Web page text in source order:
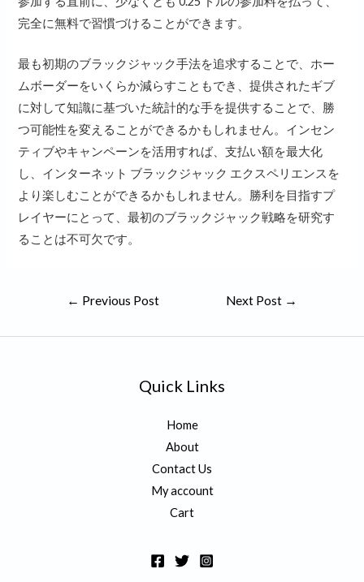
完全に無料で習慣づけることができます。
最も初期のブラックジャック手法を追求することで、ホー
ムボーダーをいくらか減らすこともでき、提供されたギブ
に対して知識に基づいた統計的な手を提供することで、勝
つ可能性を変えることができるかもしれません。インセン
ティブやキャンペーンを活用すれば、支払い額を最大化
し、インターネット ブラックジャック エクスペリエンスを
より楽しむことができるかもしれません。勝利を目指すプ
レイヤーにとって、最初のブラックジャック戦略を研究す
ることは不可欠です。
← Previous Post Next Post →
Quick Links
Home
About
Contact Us
My account
Cart